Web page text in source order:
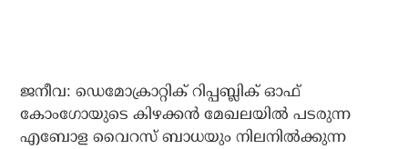
ജനീവ: ഡെമോക്രാറ്റിക് റിപ്പബ്ലിക് ഓഫ്
കോംഗോയുടെ കിഴക്കന്‍ മേഖലയില്‍ പടരുന്ന
എബോള വൈറസ് ബാധയും നിലനില്‍ക്കുന്ന